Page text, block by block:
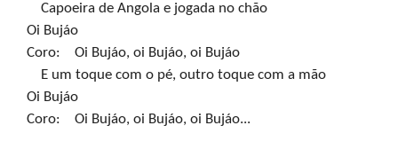
    Capoeira de Angola e jogada no chão
Oi Bujáo
Coro:    Oi Bujáo, oi Bujáo, oi Bujáo
    E um toque com o pé, outro toque com a mão
Oi Bujáo
Coro:    Oi Bujáo, oi Bujáo, oi Bujáo...